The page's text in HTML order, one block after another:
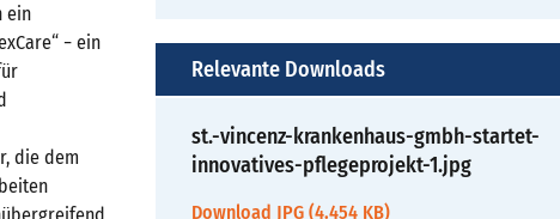
ein
− ein
die dem
Relevante Downloads
st.-vincenz-krankenhaus-gmbh-startet-
innovatives-pflegeprojekt-1.jpg
Download JPG (4.454 KB)